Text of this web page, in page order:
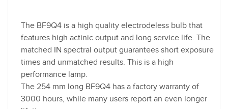
The BF9Q4 is a high quality electrodeless bulb that
features high actinic output and long service life. The
matched IN spectral output guarantees short exposure
times and unmatched results. This is a high
performance lamp.
The 254 mm long BF9Q4 has a factory warranty of
3000 hours, while many users report an even longer